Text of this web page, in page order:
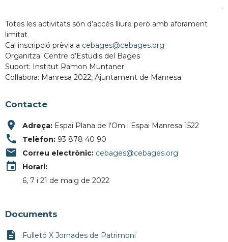
.
Totes les activitats són d’accés lliure però amb aforament
limitat
Cal inscripció prèvia a cebages@cebages.org
Organitza: Centre d’Estudis del Bages
Suport: Institut Ramon Muntaner
Col·labora: Manresa 2022, Ajuntament de Manresa
Contacte
place Adreça: Espai Plana de l'Om i Espai Manresa 1522
call Telèfon: 93 878 40 90
email Correu electrònic: cebages@cebages.org
event
Horari:
6, 7 i 21 de maig de 2022
Documents
description Fulletó X Jornades de Patrimoni